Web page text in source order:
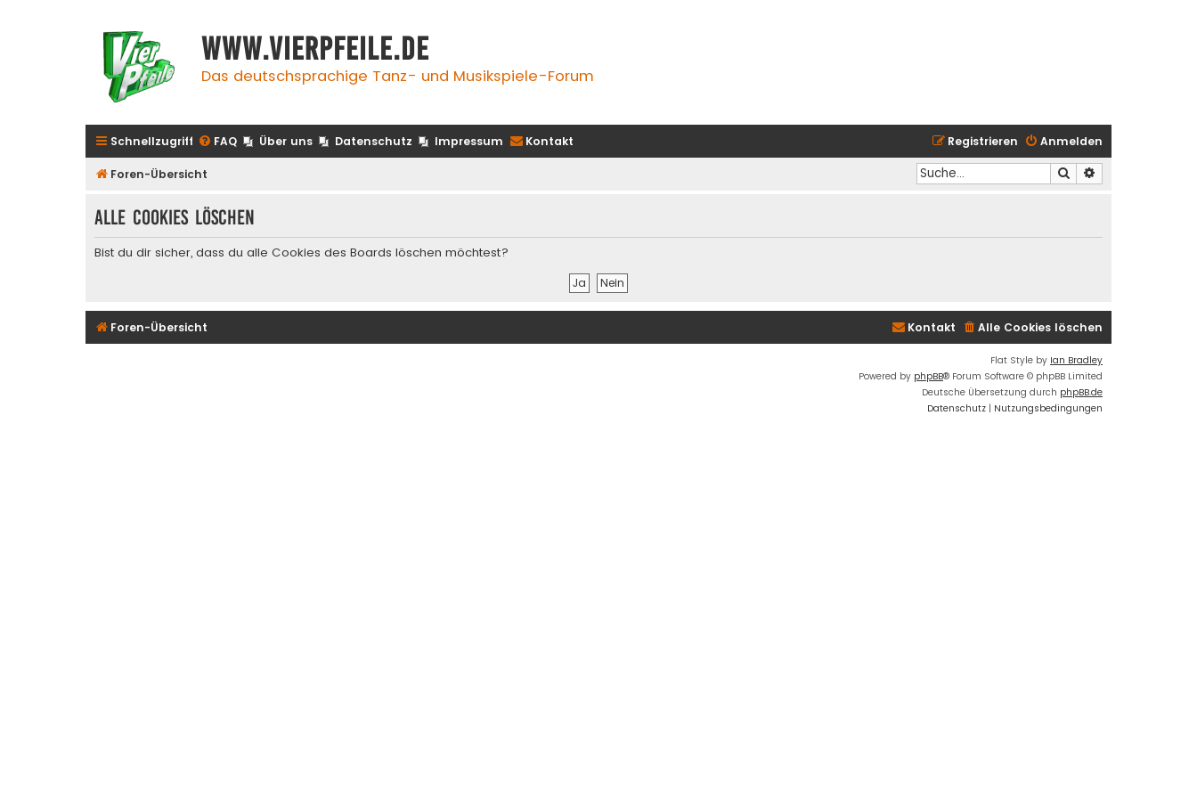
www.vierpfeile.de
Das deutschsprachige Tanz- und Musikspiele-Forum
Schnellzugriff FAQ Über uns Datenschutz Impressum Kontakt Anmelden
Registrieren
Foren-Übersicht Suche
Alle Cookies löschen
Bist du dir sicher, dass du alle Cookies des Boards löschen möchtest?
Foren-Übersicht Alle Cookies löschen
Kontakt
Flat Style by Ian Bradley
Powered by phpBB® Forum Software © phpBB Limited
Deutsche Übersetzung durch phpBB.de
Datenschutz | Nutzungsbedingungen